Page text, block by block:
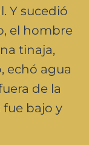
Y sucedió
el hombre
tinaja,
echó agua
de la
fue bajo y